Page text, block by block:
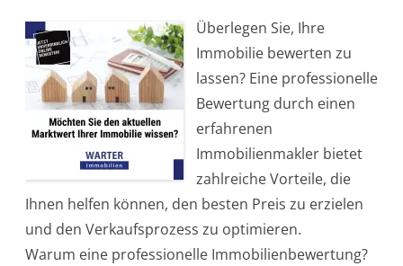
l
e
e
i
n
e
r
p
r
f
s
i
Überlegen Sie, Ihre
Immobilie bewerten zu
lassen? Eine professionelle
Bewertung durch einen
erfahrenen
Immobilienmakler bietet
zahlreiche Vorteile, die
Ihnen helfen können, den besten Preis zu erzielen
und den Verkaufsprozess zu optimieren.
Warum eine professionelle Immobilienbewertung?